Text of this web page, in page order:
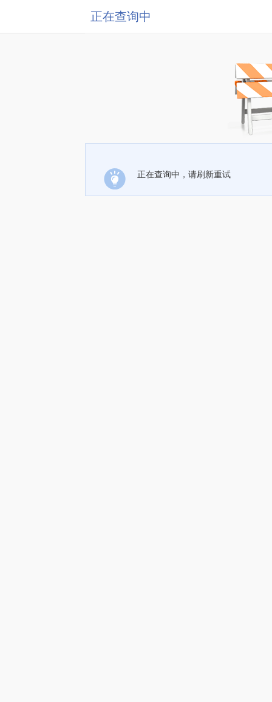
正在查询中
正在查询中，请刷新重试